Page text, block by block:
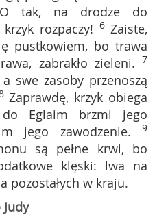
O tak, na drodze do
rozpaczy! 6 Zaiste,
pustkowiem, bo trawa
zabrakło zieleni. 7
swe zasoby przenoszą
Zaprawdę, krzyk obiega
Eglaim brzmi jego
jego zawodzenie. 9
są pełne krwi, bo
klęski: lwa na
pozostałych w kraju.